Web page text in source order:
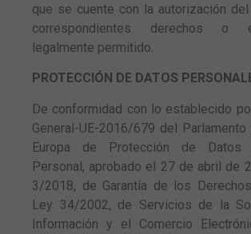
que se cuente con la autorización
correspondientes derechos o
legalmente permitido.
PROTECCIÓN DE DATOS
De conformidad con lo establecido
General-UE-2016/679 del
Europa de Protección de Datos
Personal, aprobado el 27 de abril de
3/2018, de Garantía de los
Ley 34/2002, de Servicios de la
Información y el Comercio